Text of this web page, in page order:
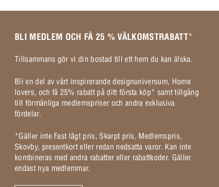
BLI MEDLEM OCH FÅ 25 % VÄLKOMSTRABATT*
Tillsammans gör vi din bostad till ett hem du kan älska.
Bli en del av vårt inspirerande designuniversum, Home
lovers, och få 25% rabatt på ditt första köp* samt tillgång
till förmånliga medlemspriser och andra exklusiva
fördelar.
*Gäller inte Fast lågt pris, Skarpt pris, Medlemspris,
Skovby, presentkort eller redan nedsatta varor. Kan inte
kombineras med andra rabatter eller rabattkoder. Gäller
endast nya medlemmar.